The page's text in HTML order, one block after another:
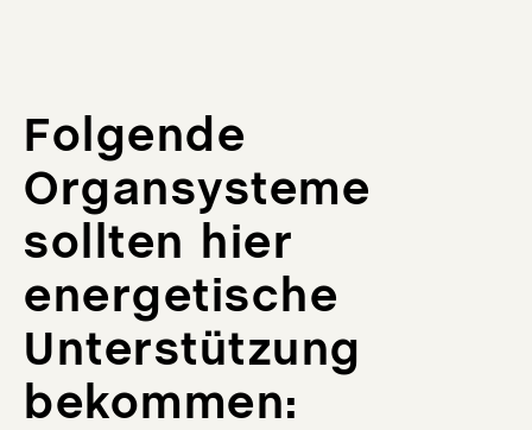
Folgende
Organsysteme
sollten hier
energetische
Unterstützung
bekommen: